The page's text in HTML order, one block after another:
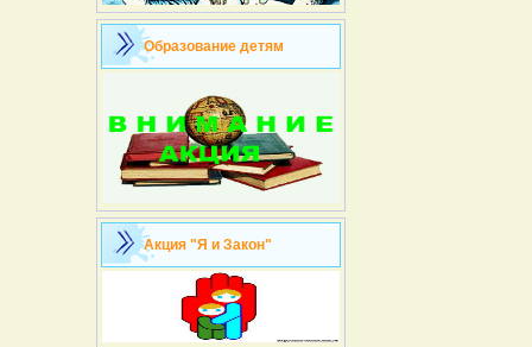
Образование детям
Акция "Я и Закон"